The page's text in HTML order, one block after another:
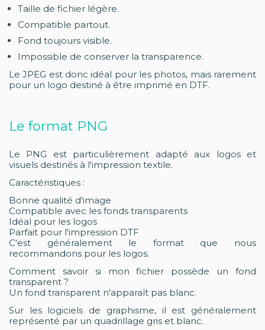
Taille de fichier légère.
Compatible partout.
Fond toujours visible.
Impossible de conserver la transparence.
Le JPEG est donc idéal pour les photos, mais rarement
pour un logo destiné à être imprimé en DTF.
Le format PNG
Le PNG est particulièrement adapté aux logos et
visuels destinés à l'impression textile.
Caractéristiques :
Bonne qualité d'image
Compatible avec les fonds transparents
Idéal pour les logos
Parfait pour l'impression DTF
C'est généralement le format que nous
recommandons pour les logos.
Comment savoir si mon fichier possède un fond
transparent ?
Un fond transparent n'apparaît pas blanc.
Sur les logiciels de graphisme, il est généralement
représenté par un quadrillage gris et blanc.